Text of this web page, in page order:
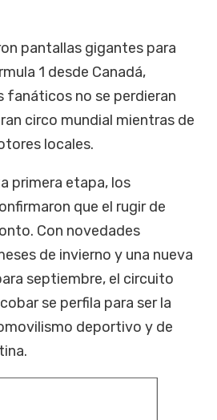
pantallas gigantes para
1 desde Canadá,
fanáticos no se perdieran
circo mundial mientras de
locales.
primera etapa, los
que el rugir de
Con novedades
de invierno y una nueva
septiembre, el circuito
se perfila para ser la
deportivo y de